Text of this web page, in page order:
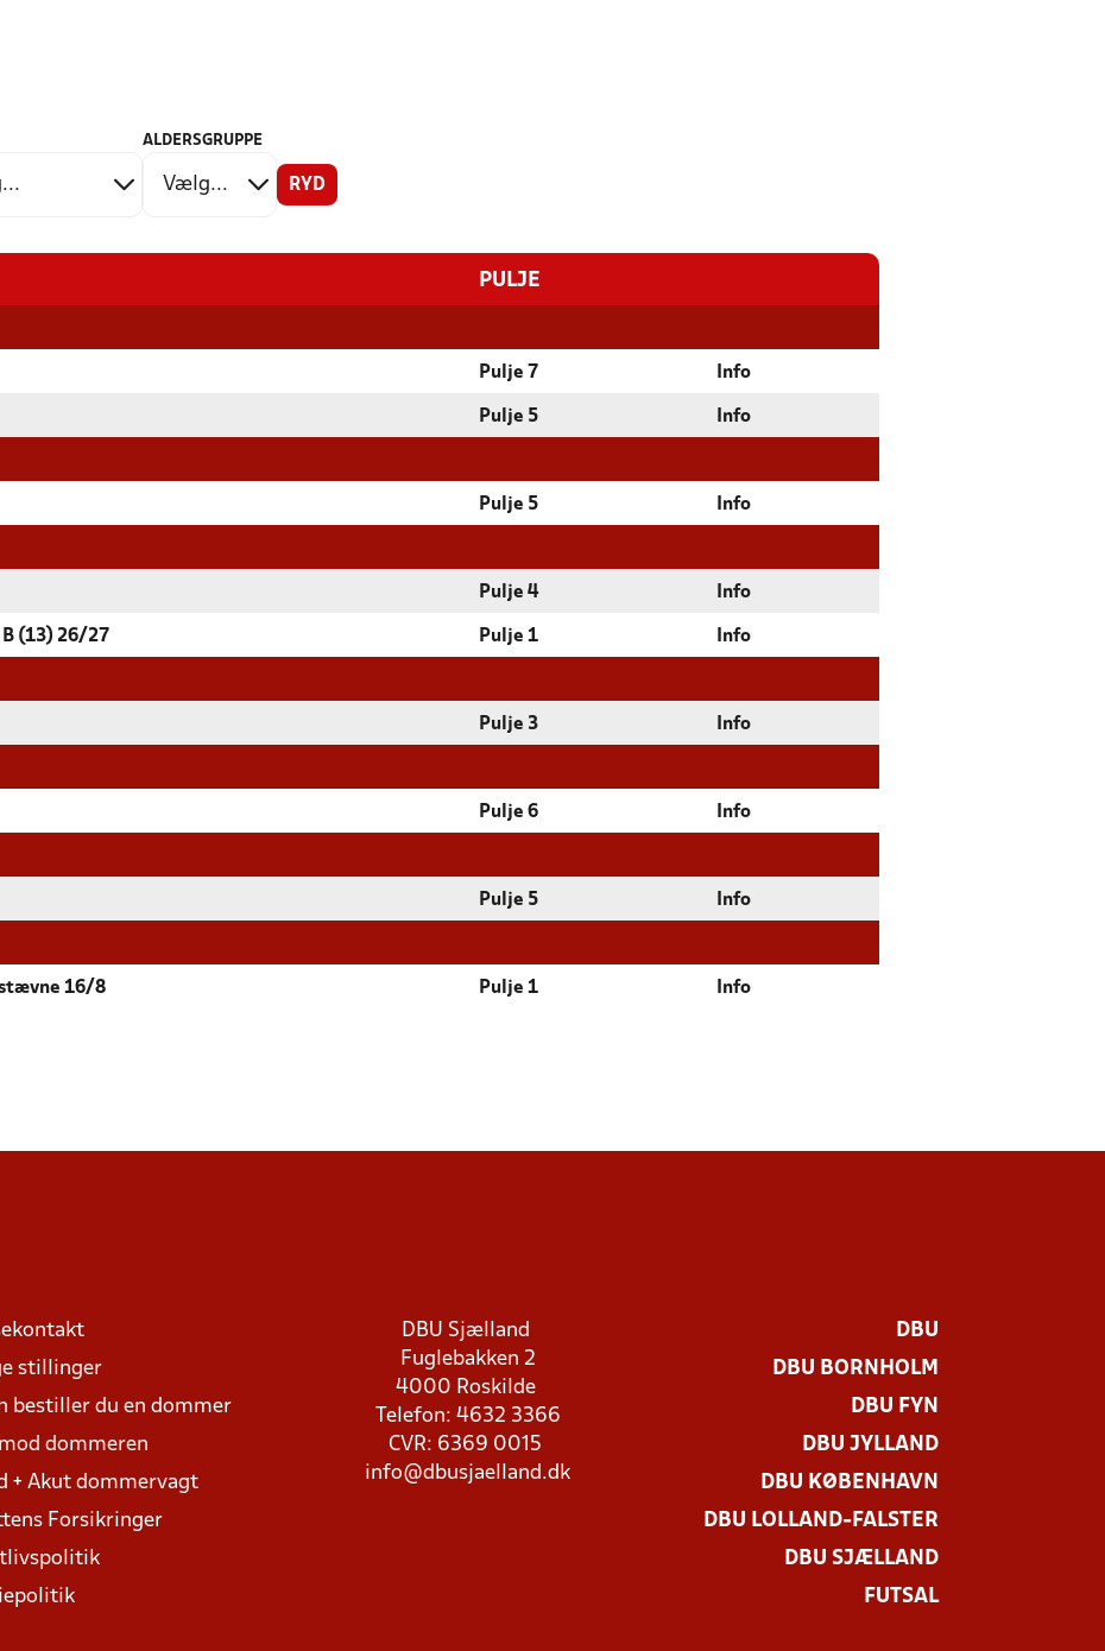
ALDERSGRUPPE
RYD
PULJE
Pulje 7 Info
Pulje 5 Info
Pulje 5 Info
Pulje 4 Info
(13) 26/27 Pulje 1 Info
Pulje 3 Info
Pulje 6 Info
Pulje 5 Info
stævne 16/8 Pulje 1 Info
stillinger
bestiller du en dommer
dommeren
+ Akut dommervagt
Forsikringer
DBU Sjælland
Fuglebakken 2
4000 Roskilde
Telefon: 4632 3366
CVR: 6369 0015
info@dbusjaelland.dk
DBU
DBU BORNHOLM
DBU FYN
DBU JYLLAND
DBU KØBENHAVN
DBU LOLLAND-FALSTER
DBU SJÆLLAND
FUTSAL